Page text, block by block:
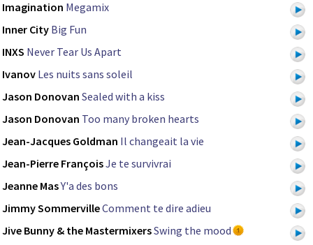
Imagination Megamix
Inner City Big Fun
INXS Never Tear Us Apart
Ivanov Les nuits sans soleil
Jason Donovan Sealed with a kiss
Jason Donovan Too many broken hearts
Jean-Jacques Goldman Il changeait la vie
Jean-Pierre FrançoisJe te survivrai
Jeanne MasY'a des bons
Jimmy SommervilleComment te dire adieu
Jive Bunny & the MastermixersSwing the mood